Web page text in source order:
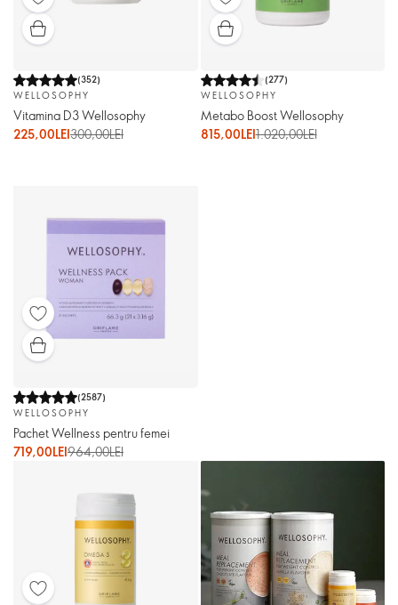
(352)
WELLOSOPHY
Vitamina D3 Wellosophy
225,00LEI300,00LEI
(277)
WELLOSOPHY
Metabo Boost Wellosophy
815,00LEI1.020,00LEI
(2587)
WELLOSOPHY
Pachet Wellness pentru femei
719,00LEI964,00LEI